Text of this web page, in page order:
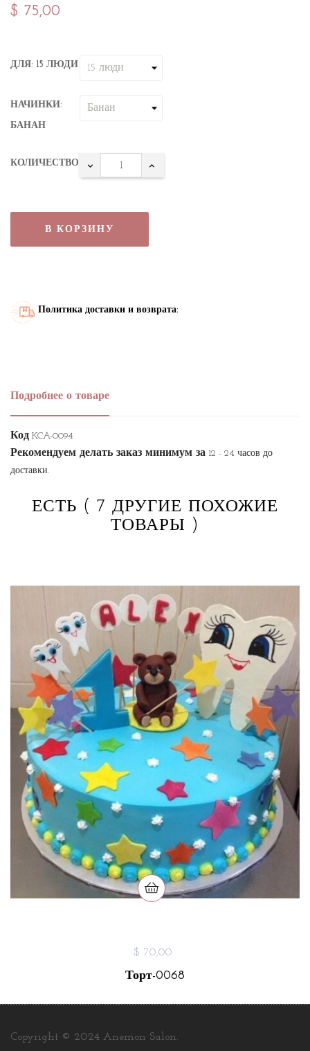
$ 75,00
ДЛЯ: 15 ЛЮДИ
НАЧИНКИ:
БАНАН
КОЛИЧЕСТВО
В КОРЗИНУ
Политика доставки и возврата:
Подробнее о товаре
Код KCA-0094
Рекомендуем делать заказ минимум за 12 - 24 часов до
доставки.
ЕСТЬ ( 7 ДРУГИЕ ПОХОЖИЕ
ТОВАРЫ )
$ 70,00
Торт-0068
Copyright © 2024 Anemon Salon.